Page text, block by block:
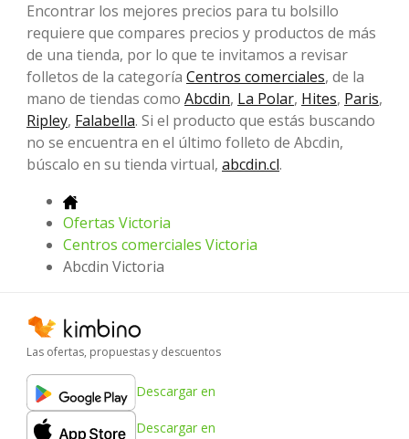
Encontrar los mejores precios para tu bolsillo
requiere que compares precios y productos de más
de una tienda, por lo que te invitamos a revisar
folletos de la categoría Centros comerciales, de la
mano de tiendas como Abcdin, La Polar, Hites, Paris,
Ripley, Falabella. Si el producto que estás buscando
no se encuentra en el último folleto de Abcdin,
búscalo en su tienda virtual, abcdin.cl.
Ofertas Victoria
Centros comerciales Victoria
Abcdin Victoria
Las ofertas, propuestas y descuentos
Descargar en
Descargar en